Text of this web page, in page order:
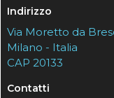
Indirizzo
Via Moretto da
Milano - Italia
CAP 20133
Contatti